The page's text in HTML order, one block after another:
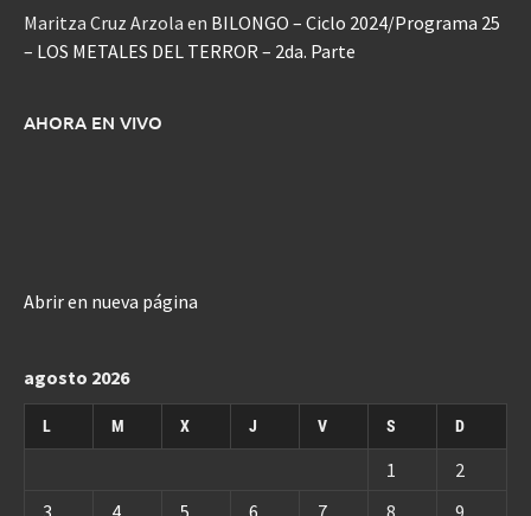
Maritza Cruz Arzola en BILONGO – Ciclo 2024/Programa 25
– LOS METALES DEL TERROR – 2da. Parte
AHORA EN VIVO
Abrir en nueva página
agosto 2026
L M X J V S D
1
2
3
4 5 6 7 8 9